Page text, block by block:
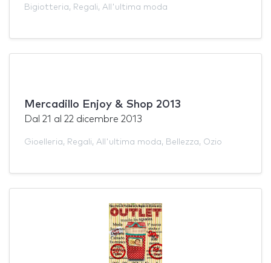
Bigiotteria, Regali, All'ultima moda
Mercadillo Enjoy & Shop 2013
Dal 21 al 22 dicembre 2013
Gioelleria, Regali, All'ultima moda, Bellezza, Ozio